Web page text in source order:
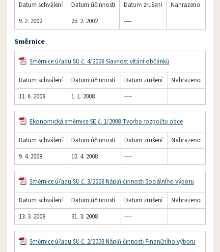
Datum schválení Datum účinnosti Datum zrušení
Nahrazeno
9. 2. 2002
25. 2. 2002 ----
Směrnice
Směrnice úřadu SU č. 4/2008 Slavnost vítání občánků
Datum schválení Datum účinnosti Datum zrušení
Nahrazeno
11. 6. 2008
1. 1. 2008 ----
Ekonomická směrnice SE č. 1/2008 Tvorba rozpočtu obce
Datum schválení Datum účinnosti Datum zrušení
Nahrazeno
9. 4. 2008
10. 4. 2008 ----
Směrnice úřadu SU č. 3/2008 Náplň činnosti Sociálního výboru
Datum schválení Datum účinnosti Datum zrušení
Nahrazeno
13. 3. 2008
31. 3. 2008 ----
Směrnice úřadu SU č. 2/2008 Náplň činnosti Finančního výboru